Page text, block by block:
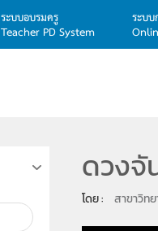
ระบบอบรมครู
Teacher PD System
ระบ
ดวงจั
โดย : สาขาวิท